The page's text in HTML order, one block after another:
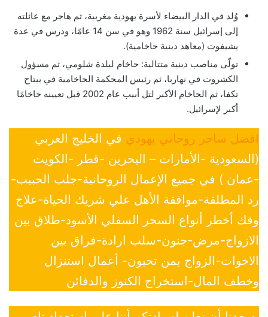
وُلد في الدار البيضاء لأسرة يهودية مغربية، ثم هاجر مع عائلته
إلى إسرائيل سنة 1962 وهو في سن 14 عامًا، ودرس في عدة
يشيفوت (معاهد دينية حاخامية).
تولّى مناصب دينية متتالية: حاخام لبلدة شلومي، ثم مسؤول
الكشروت في نهاريا، ثم رئيس المحكمة الحاخامية في بيتاح
تكفا، ثم الحاخام الأكبر لتل أبيب عام 2002 قبل تعيينه حاخامًا
أكبر لإسرائيل.
افضل ساحر روحاني يهودي في الخليج العربي
(السعودية -الأمارات – البحرين -قطر -الكويت
-عمان ) في جميع الإعمال الروحانية-جلب الحبيب-
رد المطلقة-موافقة الأهل علي شريك الحياة-علاج
وفك أخطر أنواع السحر السفلي الأسود-طلاق بين
الازواج-مرض-جنون-سلب ارادة-فراق بين
الاخوات-الزواج بمن تحبون- أعمال استنزال
وخطف المال-استخراج الكنوز والدفائن